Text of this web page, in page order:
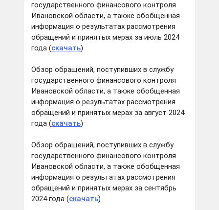
государственного финансового контроля
Ивановской области, а также обобщенная
информация о результатах рассмотрения
обращений и принятых мерах за июль 2024
года (скачать)
Обзор обращений, поступивших в службу
государственного финансового контроля
Ивановской области, а также обобщенная
информация о результатах рассмотрения
обращений и принятых мерах за август 2024
года (скачать)
Обзор обращений, поступивших в службу
государственного финансового контроля
Ивановской области, а также обобщенная
информация о результатах рассмотрения
обращений и принятых мерах за сентябрь
2024 года (скачать)